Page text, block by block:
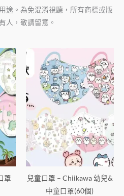
途。為免混淆視聽，所有商標或版
人，敬請留意。
罩
兒童口罩 – Chiikawa 幼兒&
中童口罩(60個)
此
產
品
有
多
種
款
式。
可
在
產